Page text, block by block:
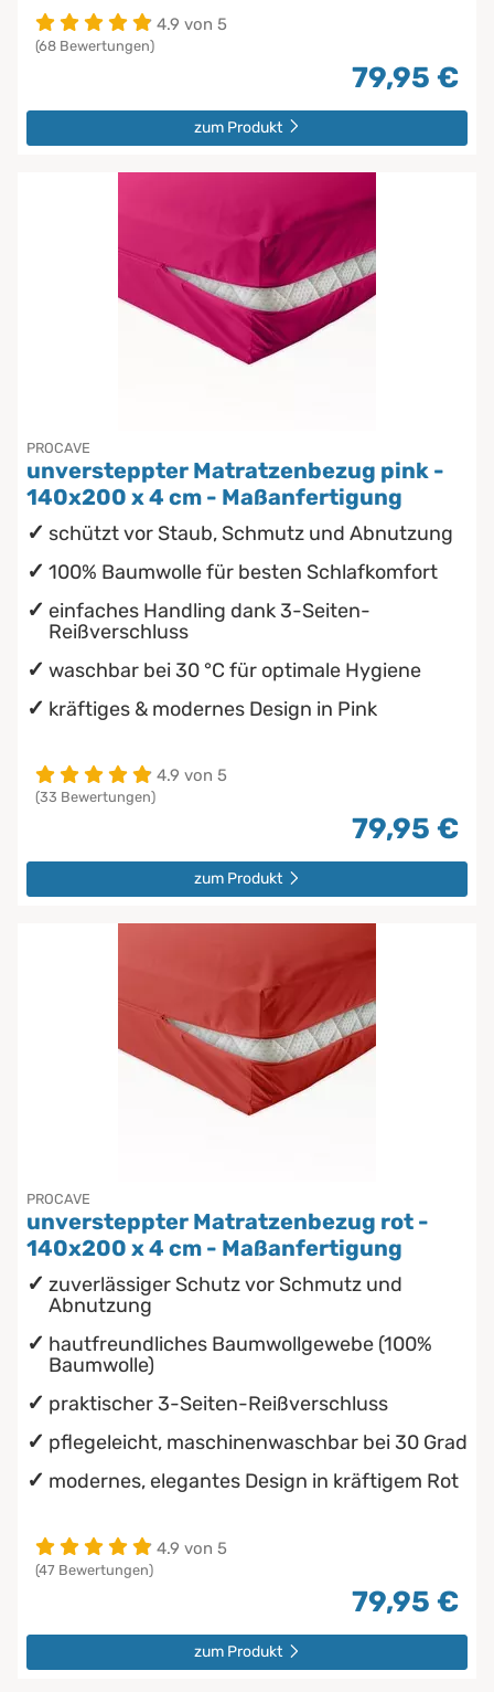
4.9 von 5
(68 Bewertungen)
79,95 €
zum Produkt
PROCAVE
unversteppter Matratzenbezug pink -
140x200 x 4 cm - Maßanfertigung
schützt vor Staub, Schmutz und Abnutzung
100% Baumwolle für besten Schlafkomfort
einfaches Handling dank 3-Seiten-
Reißverschluss
waschbar bei 30 °C für optimale Hygiene
kräftiges & modernes Design in Pink
4.9 von 5
(33 Bewertungen)
79,95 €
zum Produkt
PROCAVE
unversteppter Matratzenbezug rot -
140x200 x 4 cm - Maßanfertigung
zuverlässiger Schutz vor Schmutz und
Abnutzung
hautfreundliches Baumwollgewebe (100%
Baumwolle)
praktischer 3-Seiten-Reißverschluss
pflegeleicht, maschinenwaschbar bei 30 Grad
modernes, elegantes Design in kräftigem Rot
4.9 von 5
(47 Bewertungen)
79,95 €
zum Produkt